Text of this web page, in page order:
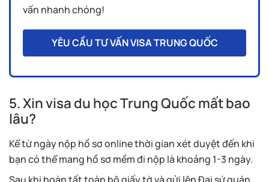
vấn nhanh chóng!
YÊU CẦU TƯ VẤN VISA TRUNG QUỐC
5. Xin visa du học Trung Quốc mất bao
lâu?
Kể từ ngày nộp hồ sơ online thời gian xét duyệt đến khi
bạn có thể mang hồ sơ mềm đi nộp là khoảng 1-3 ngày.